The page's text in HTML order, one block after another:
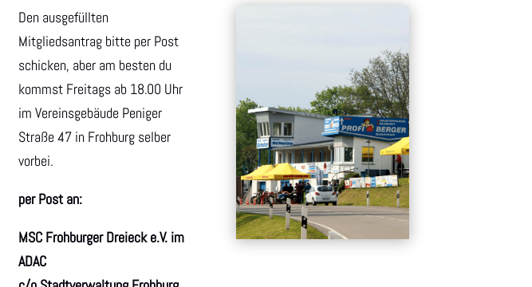
Den ausgefüllten
Mitgliedsantrag bitte per Post
schicken, aber am besten du
kommst Freitags ab 18.00 Uhr
im Vereinsgebäude Peniger
Straße 47 in Frohburg selber
vorbei.
per Post an:
MSC Frohburger Dreieck e.V. im
ADAC